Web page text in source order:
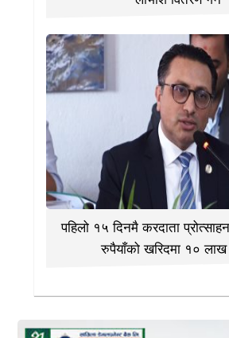
पहिलो १५ दिनमै करदाता
रुपैयाँको खरिदमा १० लाख